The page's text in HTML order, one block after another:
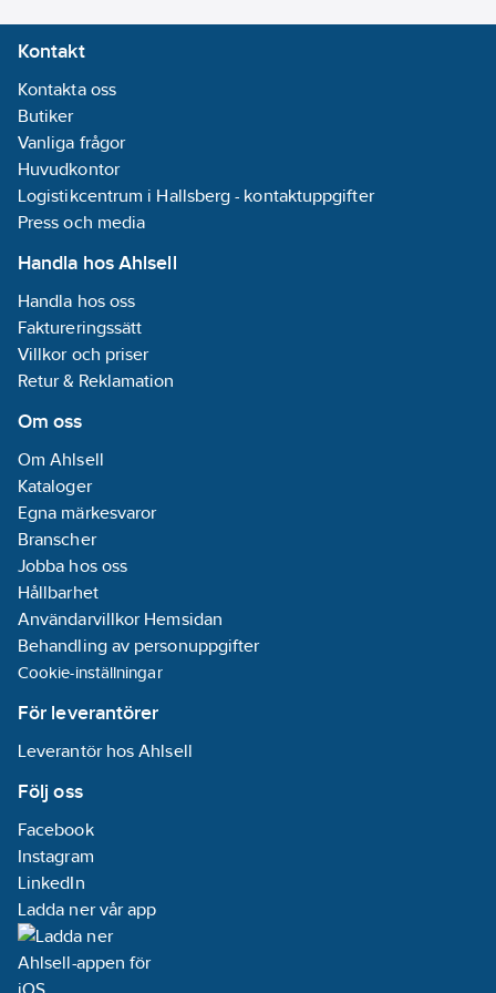
Kontakt
Kontakta oss
Butiker
Vanliga frågor
Huvudkontor
Logistikcentrum i Hallsberg - kontaktuppgifter
Press och media
Handla hos Ahlsell
Handla hos oss
Faktureringssätt
Villkor och priser
Retur & Reklamation
Om oss
Om Ahlsell
Kataloger
Egna märkesvaror
Branscher
Jobba hos oss
Hållbarhet
Användarvillkor Hemsidan
Behandling av personuppgifter
Cookie-inställningar
För leverantörer
Leverantör hos Ahlsell
Följ oss
Facebook
Instagram
LinkedIn
Ladda ner vår app